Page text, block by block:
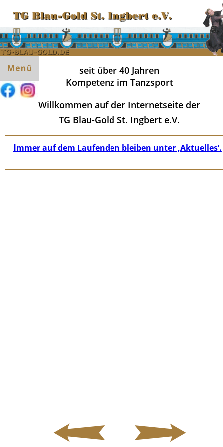
Immer auf dem Laufenden bleiben unter ‚Aktuelles‘.
seit über 40 Jahren
Kompetenz im Tanzsport
Willkommen auf der Internetseite der
TG Blau-Gold St. Ingbert e.V.